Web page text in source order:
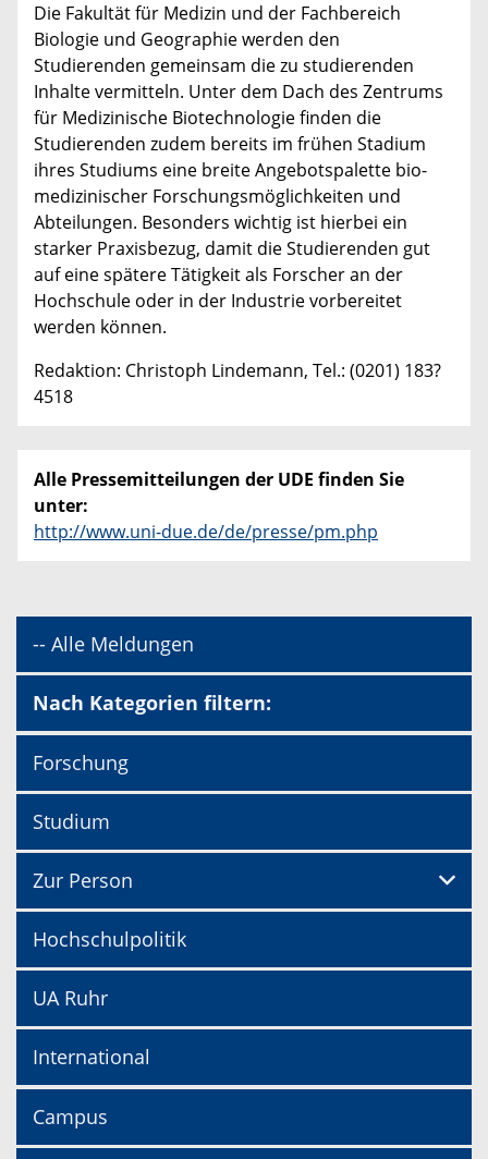
Die Fakultät für Medizin und der Fachbereich
Biologie und Geographie werden den
Studierenden gemeinsam die zu studierenden
Inhalte vermitteln. Unter dem Dach des Zentrums
für Medizinische Biotechnologie finden die
Studierenden zudem bereits im frühen Stadium
ihres Studiums eine breite Angebotspalette bio-
medizinischer Forschungsmöglichkeiten und
Abteilungen. Besonders wichtig ist hierbei ein
starker Praxisbezug, damit die Studierenden gut
auf eine spätere Tätigkeit als Forscher an der
Hochschule oder in der Industrie vorbereitet
werden können.
Redaktion: Christoph Lindemann, Tel.: (0201) 183?
4518
Alle Pressemitteilungen der UDE finden Sie
unter:
http://www.uni-due.de/de/presse/pm.php
-- Alle Meldungen
Nach Kategorien filtern:
Forschung
Studium
Zur Person
Hochschulpolitik
UA Ruhr
International
Campus